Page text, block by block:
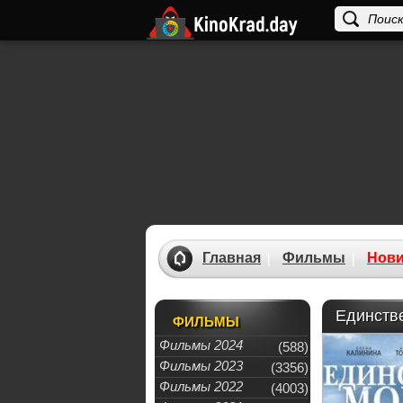
Главная Фильмы
ФИЛЬМЫ
Фильмы 2024
(588)
Фильмы 2023
(3356)
Фильмы 2022
(4003)